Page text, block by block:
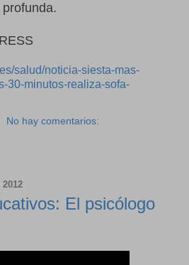
salud/noticia-siesta-mas-
30-minutos-realiza-sofa-
No hay comentarios:
El psicólogo